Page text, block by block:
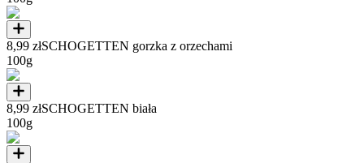
8,99 złSCHOGETTEN gorzka z orzechami
100g
8,99 złSCHOGETTEN biała
100g